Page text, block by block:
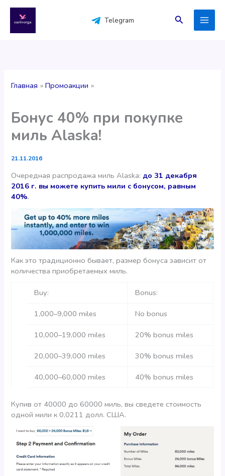
содержимому
Telegram Поиск
Главная Промоакции
Бонус 40% при покупке
миль Alaska!
21.11.2016
Очередная распродажа миль Alaska: до 31 декабря
2016 г. вы можете купить мили с бонусом, равным
40%.
Как это традиционно бывает, размер бонуса зависит от
количества приобретаемых миль.
Buy: Bonus:
1,000–9,000 miles No bonus
10,000–19,000 miles 20% bonus miles
20,000–39,000 miles 30% bonus miles
40,000–60,000 miles 40% bonus miles
Купив от 40000 до 60000 миль, вы сведете стоимость
одной мили к 0,0211 долл. США.